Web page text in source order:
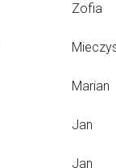
Zofia
Marian
Jan
Jan